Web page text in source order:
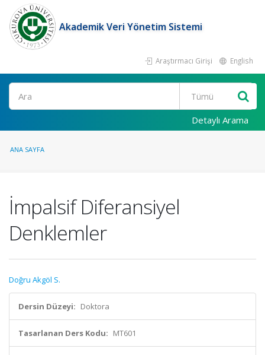
Akademik Veri Yönetim Sistemi
Araştırmacı Girişi English
Ara
Detaylı Arama
ANA SAYFA
İmpalsif Diferansiyel
Denklemler
Doğru Akgöl S.
Dersin Düzeyi: Doktora
Tasarlanan Ders Kodu: MT601